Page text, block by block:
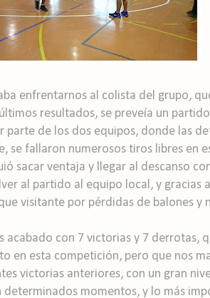
enfrentarnos al colista del grupo,
resultados, se preveía un
parte de los dos equipos, donde las
se fallaron numerosos tiros libres en
sacar ventaja y llegar al descanso
al partido al equipo local, y gracias
visitante por pérdidas de balones y
con 7 victorias y 7 derrotas,
en esta competición, pero que nos
victorias anteriores, con un gran
momentos, y lo más